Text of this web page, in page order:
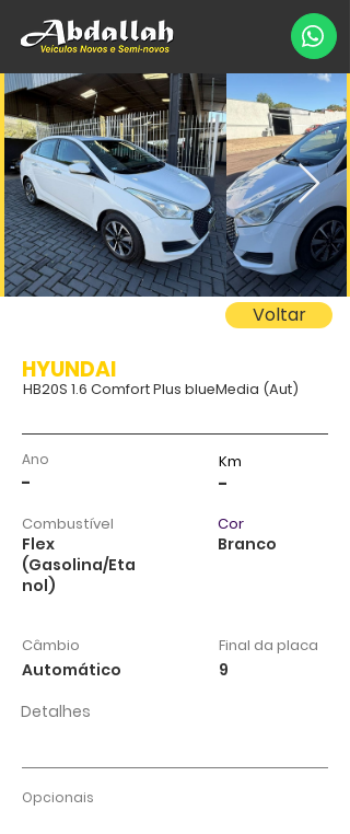
Voltar
HYUNDAI
HB20S 1.6 Comfort Plus blueMedia (Aut)
Ano
-
Combustível
Flex
(Gasolina/Eta
nol)
Câmbio
Automático
Km
-
Cor
Branco
Final da placa
9
Detalhes
Opcionais